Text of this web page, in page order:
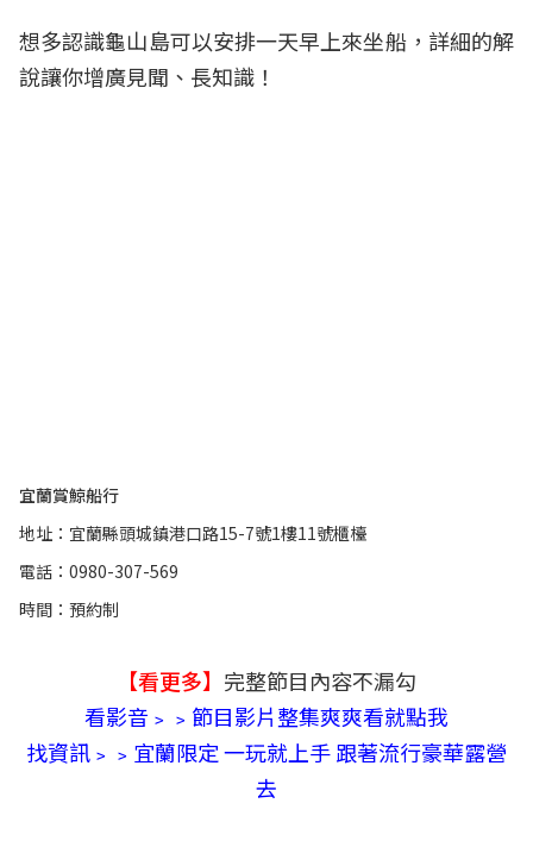
想多認識龜山島可以安排一天早上來坐船，詳細的解
說讓你增廣見聞、長知識！
宜蘭賞鯨船行
地址：宜蘭縣頭城鎮港口路15-7號1樓11號櫃檯
電話：0980-307-569
時間：預約制
【看更多】 完整節目內容不漏勾
看影音﹥﹥節目影片整集爽爽看就點我
找資訊﹥﹥宜蘭限定 一玩就上手 跟著流行豪華露營
去